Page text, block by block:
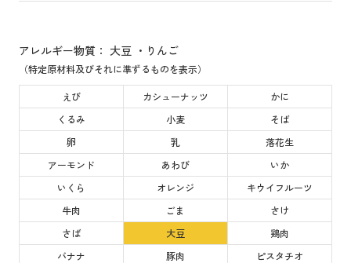
アレルギー物質： 大豆 ・りんご
（特定原材料及びそれに準ずるものを表示）
えび カシューナッツ
かに
くるみ
小麦
そば
卵
乳
落花生
アーモンド
あわび
いか
いくら
オレンジ
キウイフルーツ
牛肉
ごま
さけ
さば
大豆
鶏肉
バナナ
豚肉
ピスタチオ